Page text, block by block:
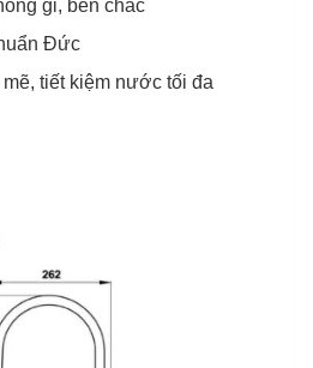
gỉ, bền chắc
Đức
tiết kiệm nước tối đa